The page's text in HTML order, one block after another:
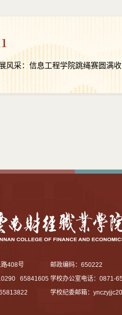
风采：信息工程学院跳绳赛圆满
408号
邮政编码：650222
65841605 学校办公室电话：0871-
学校纪委邮箱：